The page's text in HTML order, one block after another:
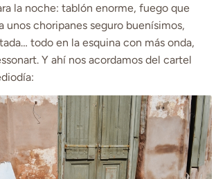
la noche: tablón enorme, fuego que
unos choripanes seguro buenísimos,
todo en la esquina con más onda,
Y ahí nos acordamos del cartel